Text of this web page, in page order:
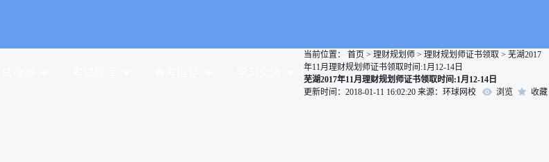
当前位置： 首页 > 理财规划师 > 理财规划师证书领取 > 芜湖2017
年11月理财规划师证书领取时间:1月12-14日
芜湖2017年11月理财规划师证书领取时间:1月12-14日
更新时间：2018-01-11 16:02:20 来源：环球网校 浏览
收藏